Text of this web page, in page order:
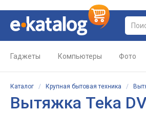
Гаджеты Компьютеры Фото
Каталог / Крупная бытовая техника /
Вытяжка Teka